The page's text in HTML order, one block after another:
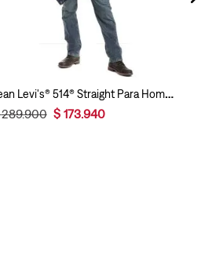
Jean Levi's® 514® Straight Para Hombre
289.900 $ 173.940